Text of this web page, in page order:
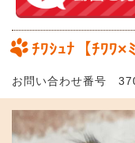
ﾁﾜｼｭﾅ【ﾁﾜﾜ×
お問い合わせ番号